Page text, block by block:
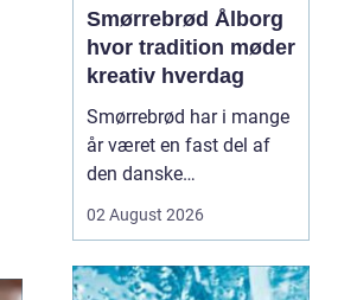
Smørrebrød Ålborg
hvor tradition møder
kreativ hverdag
Smørrebrød har i mange
år været en fast del af
den danske
Aalborg har klassikeren
en blanding af klassiske
02 August 2026